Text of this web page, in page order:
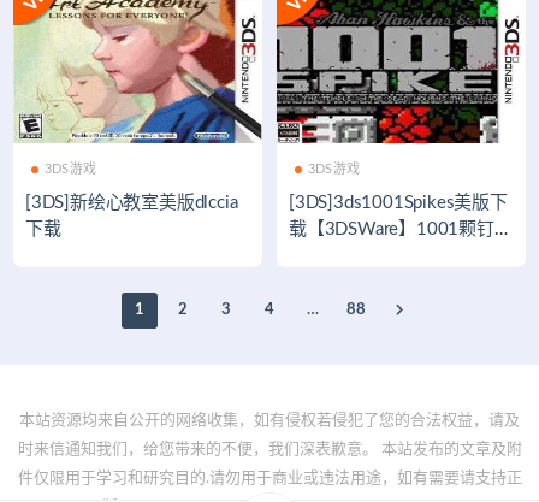
3DS游戏
[3DS]新绘心教室美版dlccia
下载
3DS游戏
[3DS]3ds1001Spikes美版下
载【3DSWare】1001颗钉子
1 2 3 4 … 88
本站资源均来自公开的网络收集，如有侵权若侵犯了您的合法权益，请及
时来信通知我们，给您带来的不便，我们深表歉意。 本站发布的文章及附
件仅限用于学习和研究目的.请勿用于商业或违法用途，如有需要请支持正